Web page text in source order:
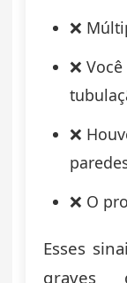
❌
❌
❌
❌ O
Esses
graves